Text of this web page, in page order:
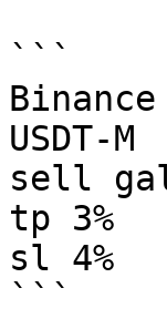
```
Binance
USDT-M
sell
tp 3%
sl 4%
```